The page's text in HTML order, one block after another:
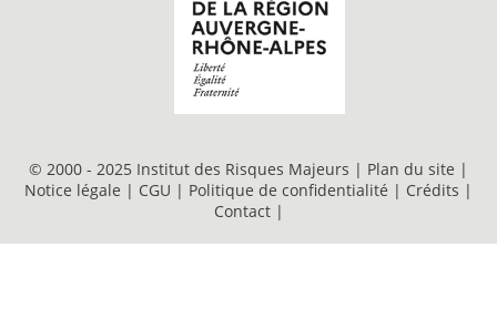
© 2000 - 2025 Institut des Risques Majeurs | Plan du site |
Notice légale | CGU | Politique de confidentialité | Crédits |
Contact |